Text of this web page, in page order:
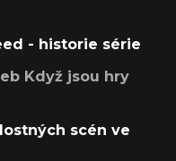
- historie série
Když jsou hry
scén ve